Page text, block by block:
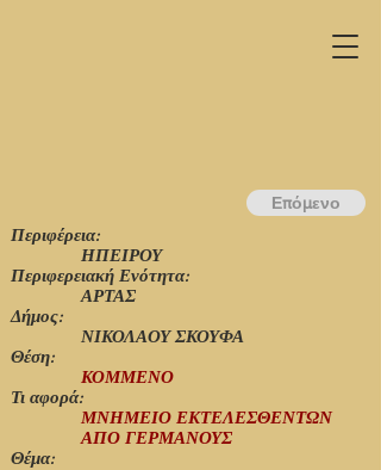
Περιφέρεια:
ΑΡΤΑΣ
ΗΠΕΙΡΟΥ
Περιφερειακή Ενότητα:
ΝΙΚΟΛΑΟΥ ΣΚΟΥΦΑ
Δήμος:
Θέση:
ΚΟΜΜΕΝΟ
Τι αφορά:
ΜΝΗΜΕΙΟ ΕΚΤΕΛΕΣΘΕΝΤΩΝ
ΑΠΟ ΓΕΡΜΑΝΟΥΣ
Θέμα:
Επόμενο